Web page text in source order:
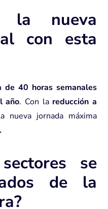
la nueva
con esta
de 40 horas semanales
año. Con la reducción a
nueva jornada máxima
se
de la